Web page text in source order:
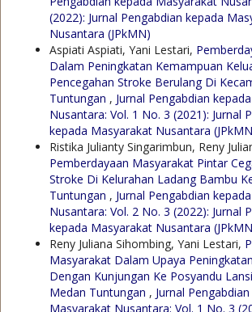
(2022): Jurnal Pengabdian kepada
Nusantara (JPkMN)
Aspiati Aspiati, Yani Lestari,
Dalam Peningkatan Kemampuan
Pencegahan Stroke Berulang Di
Tuntungan , Jurnal Pengabdian
Nusantara: Vol. 1 No. 3 (2021): Jurnal
kepada Masyarakat Nusantara
Ristika Julianty Singarimbun, Reny
Pemberdayaan Masyarakat Pintar
Stroke Di Kelurahan Ladang Bambu
Tuntungan , Jurnal Pengabdian
Nusantara: Vol. 2 No. 3 (2022): Jurnal
kepada Masyarakat Nusantara
Reny Juliana Sihombing, Yani Lestari,
Masyarakat Dalam Upaya
Dengan Kunjungan Ke Posyandu
Medan Tuntungan , Jurnal
Masyarakat Nusantara: Vol. 1 No. 3